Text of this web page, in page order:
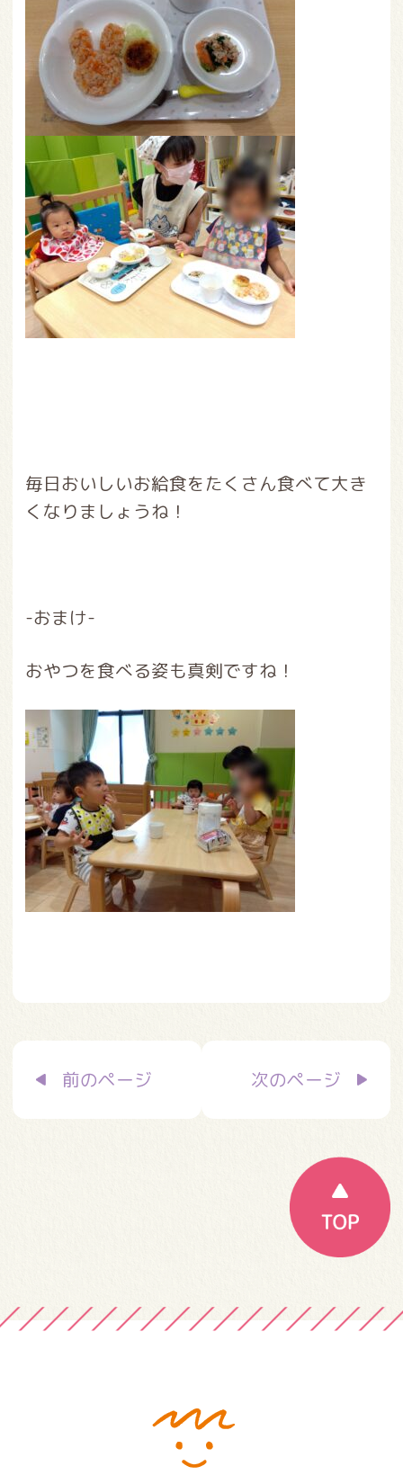
毎日おいしいお給食をたくさん食べて大き
くなりましょうね！
-おまけ-
おやつを食べる姿も真剣ですね！
前のページ 次のページ